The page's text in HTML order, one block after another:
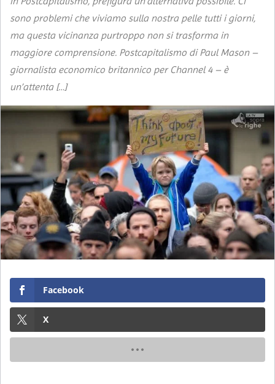
sono problemi che viviamo sulla nostra pelle tutti i giorni,
ma questa vicinanza purtroppo non si trasforma in
maggiore comprensione. Postcapitalismo di Paul Mason –
giornalista economico britannico per Channel 4 – è
un’attenta […]
Facebook
X